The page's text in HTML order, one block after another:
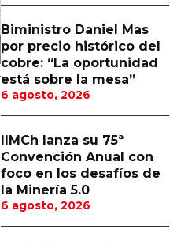
Biministro Daniel Mas
por precio histórico del
cobre: “La oportunidad
está sobre la mesa”
6 agosto, 2026
IIMCh lanza su 75ª
Convención Anual con
foco en los desafíos de
la Minería 5.0
6 agosto, 2026